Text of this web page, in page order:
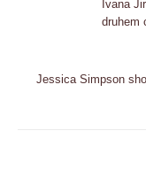
Ivana
druhem
Jessica Simpson